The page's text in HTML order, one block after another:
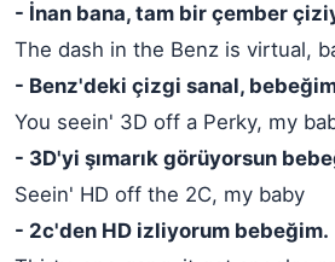
- İnan bana, tam bir çember
The dash in the Benz is virtual,
- Benz'deki çizgi sanal,
You seein' 3D off a Perky, my
- 3D'yi şımarık görüyorsun
Seein' HD off the 2C, my baby
- 2c'den HD izliyorum bebeğim.